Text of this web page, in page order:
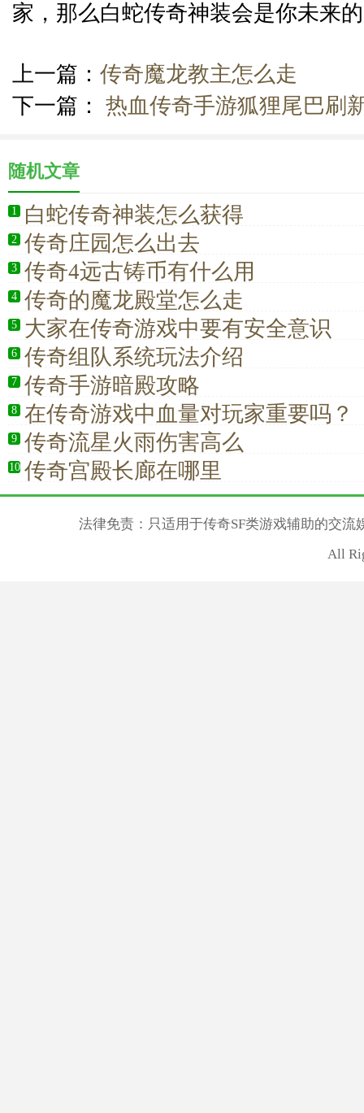
家，那么白蛇传奇神装会是你未来
上一篇： 传奇魔龙教主怎么走
下一篇：
热血传奇手游狐狸尾巴刷
随机文章
1 白蛇传奇神装怎么获得
2 传奇庄园怎么出去
3 传奇4远古铸币有什么用
4 传奇的魔龙殿堂怎么走
5 大家在传奇游戏中要有安全意识
6 传奇组队系统玩法介绍
7 传奇手游暗殿攻略
8 在传奇游戏中血量对玩家重要吗？
9 传奇流星火雨伤害高么
10 传奇宫殿长廊在哪里
法律免责：只适用于传奇SF类游戏辅助的交
All